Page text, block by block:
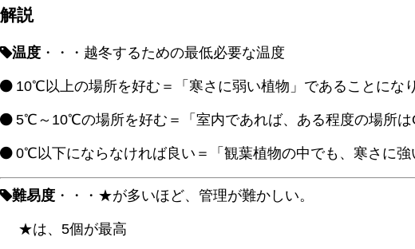
解説
温度 ・・・越冬するための最低必要な温度
10℃以上の場所を好む＝「寒さに弱い植物」であることにな
5℃～10℃の場所を好む＝「室内であれば、ある程度の場所は
0℃以下にならなければ良い＝「観葉植物の中でも、寒さに強
難易度 ・・・★が多いほど、管理が難かしい。
★は、5個が最高